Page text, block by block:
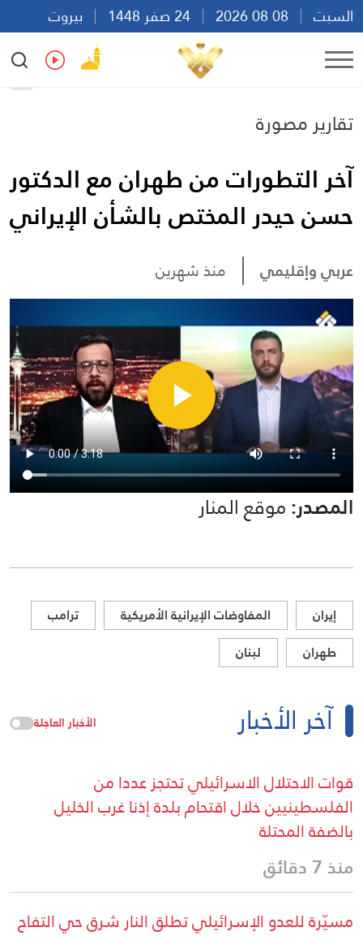
السبت
بيروت
21:02
Ar
تقارير مصورة
آخر التطورات من طهران مع الدكتور
حسن حيدر المختص بالشأن الإيراني
عربي وإقليمي منذ شهرين
المصدر:موقع المنار
إيران المفاوضات الإيرانية الأمريكية
ترامب
طهران
لبنان
آخر الأخبار الأخبار العاجلة
قوات الاحتلال الاسرائيلي تحتجز عددا من
الفلسطينيين خلال اقتحام بلدة إذنا غرب الخليل
بالضفة المحتلة
منذ 7 دقائق
مسيّرة للعدو الإسرائيلي تطلق النار شرق حي التفاح